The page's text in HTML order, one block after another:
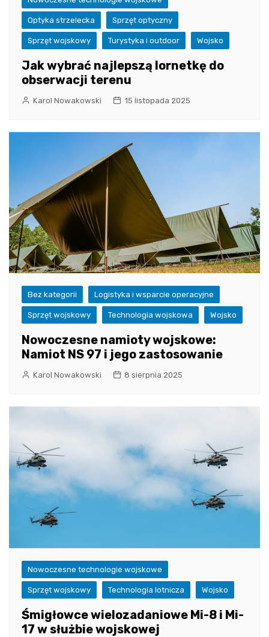
Optyka strzelecka Sprzęt optyczny
Sprzęt wojskowy Turystyka i outdoor Wojsko
Jak wybrać najlepszą lornetkę do
obserwacji terenu
Karol Nowakowski 15 listopada 2025
Bez kategorii Logistyka i wsparcie operacyjne
Sprzęt wojskowy Technologia wojskowa Wojsko
Nowoczesne namioty wojskowe:
Namiot NS 97 i jego zastosowanie
Karol Nowakowski 8 sierpnia 2025
Nowoczesne technologie wojskowe
Sprzęt wojskowy Technologia lotnicza Wojsko
Śmigłowce wielozadaniowe Mi-8 i Mi-
17 w służbie wojskowej